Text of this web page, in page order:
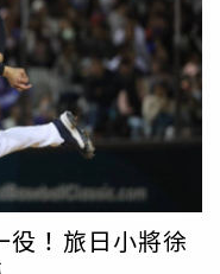
化妝室有個王位，上台
：「在化妝時坐姿很像
相當要求，李東翰只好
聽音樂，就坐著休
，他笑答：「我就是
不免好奇團內誰有
和李東翰各拿下1票，
的，有時候喜歡鬧脾
梳化時，都會不斷和
」、「都看不出來是
「不道德的笑了，我以
運動一下吧」。
役！旅日小將徐